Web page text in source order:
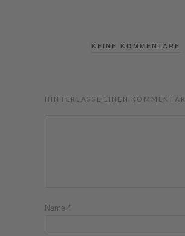
KEINE KOMMENTARE
HINTERLASSE EINEN KOMMENTAR
Name *